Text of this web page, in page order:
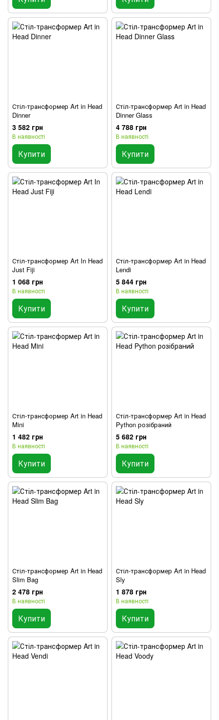
Стіл-трансформер Art in Head
Dinner
3 582 грн
В наявності
Купити
Стіл-трансформер Art in Head
Dinner Glass
4 788 грн
В наявності
Купити
Стіл-трансформер Art In Head
Just Fiji
1 068 грн
В наявності
Купити
Стіл-трансформер Art in Head
Lendi
5 844 грн
В наявності
Купити
Стіл-трансформер Art in Head
Mini
1 482 грн
В наявності
Купити
Стіл-трансформер Art in Head
Python розібраний
5 682 грн
В наявності
Купити
Стіл-трансформер Art in Head
Slim Bag
2 478 грн
В наявності
Купити
Стіл-трансформер Art in Head
Sly
1 878 грн
В наявності
Купити